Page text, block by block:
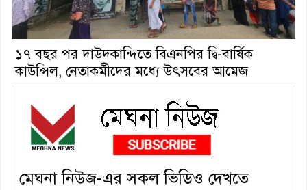
১৭ বছর পর দাউদকান্দিতে বিএনপির দ্বি-বার্ষিক
কাউন্সিল, নেতাকর্মীদের মধ্যে উৎসবের আমেজ
মেঘনা নিউজ-এর সকল ভিডিও দেখতে